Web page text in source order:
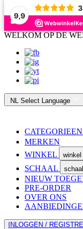
9,9
WELKOM OP DE
NL Select Language
CATEGORIEEN
MERKEN
WINKEL
winkel
SCHAAL
NIEUW
PRE-ORDER
OVER ONS
INLOGGEN /